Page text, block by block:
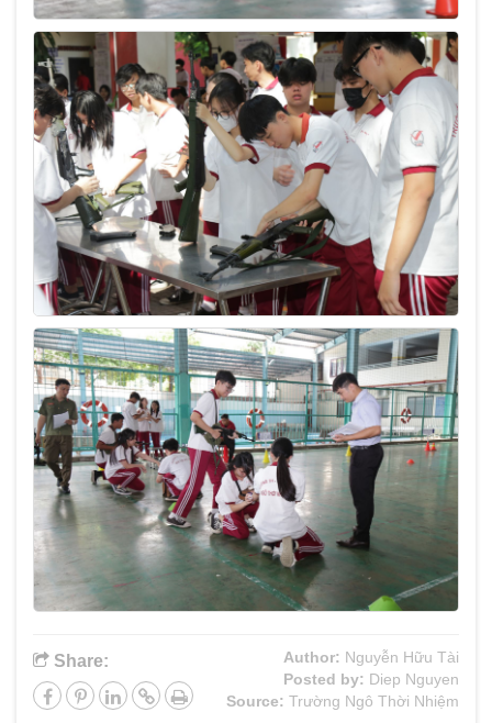
Share: Author: Nguyễn Hữu Tài
Posted by: Diep Nguyen
Source: Trường Ngô Thời Nhiệm